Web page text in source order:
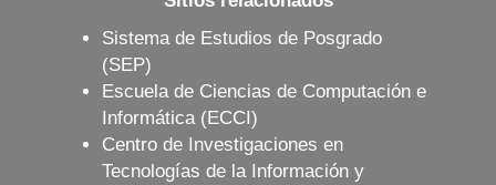
Sistema de Estudios de Posgrado
(SEP)
Escuela de Ciencias de Computación e
Informática (ECCI)
Centro de Investigaciones en
Tecnologías de la Información y